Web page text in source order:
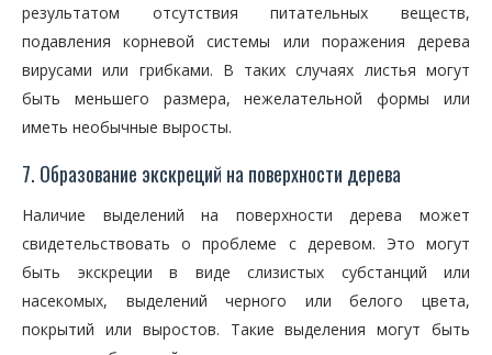
результатом отсутствия питательных веществ,
подавления корневой системы или поражения дерева
вирусами или грибками. В таких случаях листья могут
быть меньшего размера, нежелательной формы или
иметь необычные выросты.
7. Образование экскреций на поверхности дерева
Наличие выделений на поверхности дерева может
свидетельствовать о проблеме с деревом. Это могут
быть экскреции в виде слизистых субстанций или
насекомых, выделений черного или белого цвета,
покрытий или выростов. Такие выделения могут быть